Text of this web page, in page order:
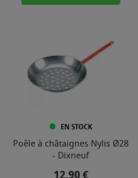
EN STOCK
Poêle à châtaignes Nylis Ø28
- Dixneuf
Prix
12,90 €